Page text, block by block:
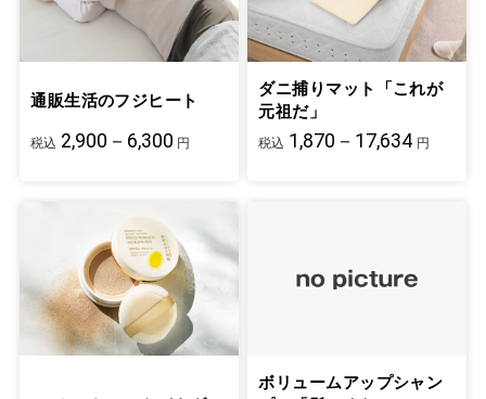
通販生活のフジヒート
税込 2,900－6,300 円
ダニ捕りマット「これが
元祖だ」
税込 1,870－17,634 円
ボリュームアップシャン